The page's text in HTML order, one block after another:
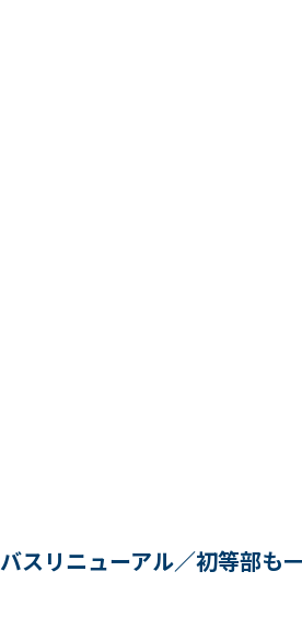
バスリニューアル／初等部も